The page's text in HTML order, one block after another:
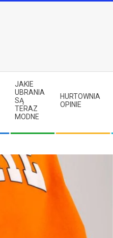
JAKIE
UBRANIA
SĄ
TERAZ
MODNE
HURTOWNIA
OPINIE